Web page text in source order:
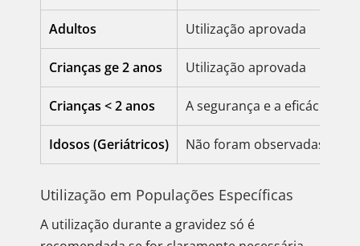
Adultos Utilização aprovada
Crianças ge 2 anos Utilização aprovada
Crianças < 2 anos A segurança e a eficácia
Idosos (Geriátricos) Não foram observadas
Utilização em Populações Específicas
A utilização durante a gravidez só é